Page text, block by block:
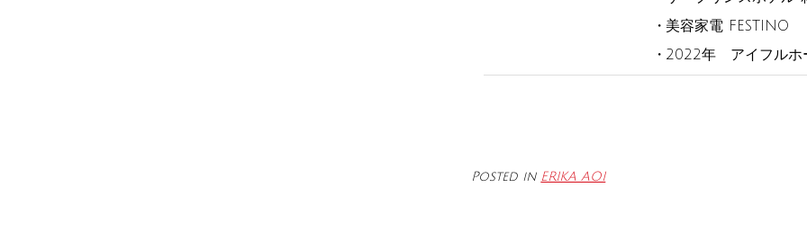
美容家電 FESTINO
2022年 アイフルホ
Posted in ERIKA AOI